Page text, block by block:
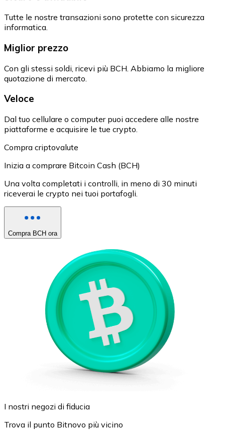
Tutte le nostre transazioni sono protette con sicurezza
informatica.
Miglior prezzo
Con gli stessi soldi, ricevi più BCH. Abbiamo la migliore
quotazione di mercato.
Veloce
Dal tuo cellulare o computer puoi accedere alle nostre
piattaforme e acquisire le tue crypto.
Compra criptovalute
Inizia a comprare Bitcoin Cash (BCH)
Una volta completati i controlli, in meno di 30 minuti
riceverai le crypto nei tuoi portafogli.
Compra BCH ora
I nostri negozi di fiducia
Trova il punto Bitnovo più vicino